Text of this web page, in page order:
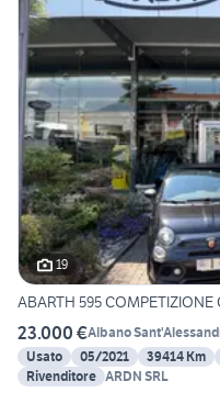
19
ABARTH 595 COMPETIZIONE
23.000 €Albano
Usato
05/2021 39414 Km
Rivenditore ARDN SRL